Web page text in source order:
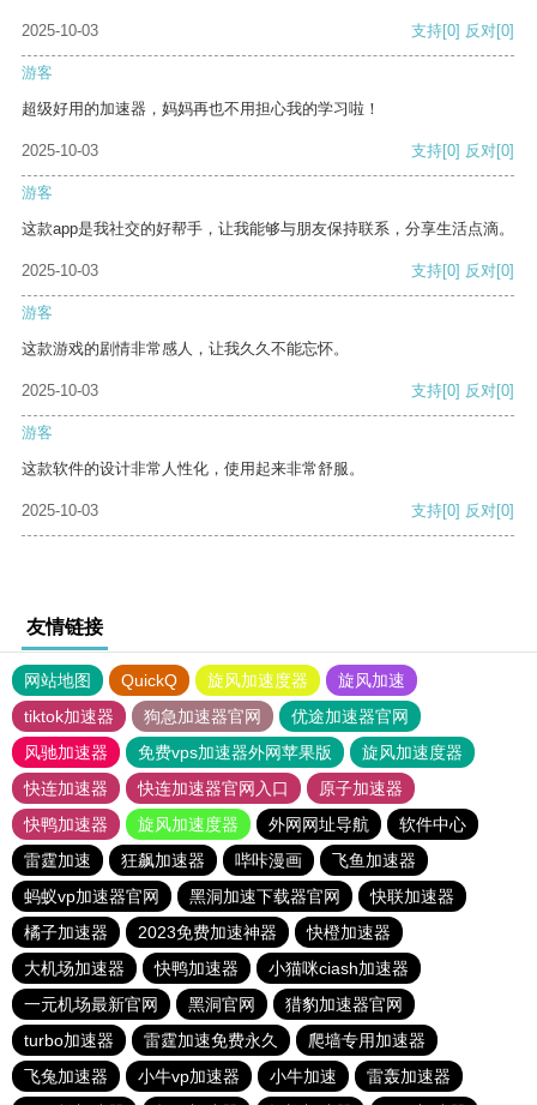
2025-10-03 支持[0] 反对[0]
游客
超级好用的加速器，妈妈再也不用担心我的学习啦！
2025-10-03 支持[0] 反对[0]
游客
这款app是我社交的好帮手，让我能够与朋友保持联系，分享生活点滴。
2025-10-03 支持[0] 反对[0]
游客
这款游戏的剧情非常感人，让我久久不能忘怀。
2025-10-03 支持[0] 反对[0]
游客
这款软件的设计非常人性化，使用起来非常舒服。
2025-10-03 支持[0] 反对[0]
友情链接
网站地图 QuickQ 旋风加速度器
旋风加速
tiktok加速器
狗急加速器官网
优途加速器官网
风驰加速器
免费vps加速器外网苹果版
旋风加速度器
快连加速器
快连加速器官网入口
原子加速器
快鸭加速器
旋风加速度器 外网网址导航
软件中心
雷霆加速
狂飙加速器 哔咔漫画
飞鱼加速器
蚂蚁vp加速器官网
黑洞加速下载器官网
快联加速器
橘子加速器
2023免费加速神器
快橙加速器
大机场加速器
快鸭加速器
小猫咪ciash加速器
一元机场最新官网
黑洞官网
猎豹加速器官网
turbo加速器
雷霆加速免费永久
爬墙专用加速器
飞兔加速器
小牛vp加速器 小牛加速
雷轰加速器